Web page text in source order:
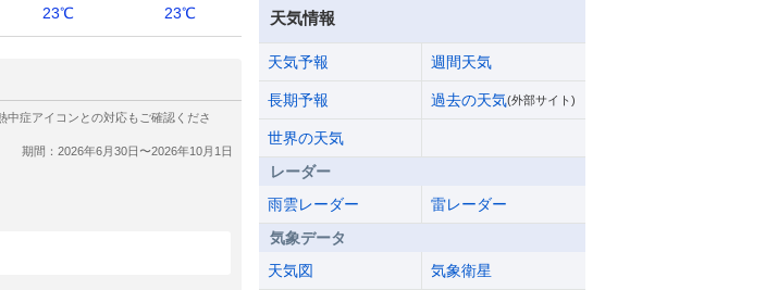
23℃
23℃
天気情報
天気予報 週間天気
長期予報 過去の天気(外部サイト)
世界の天気
レーダー
雨雲レーダー
雷レーダー
気象データ
天気図
気象衛星